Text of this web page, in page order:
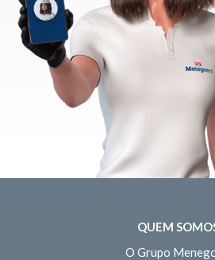
QUEM
O Grupo